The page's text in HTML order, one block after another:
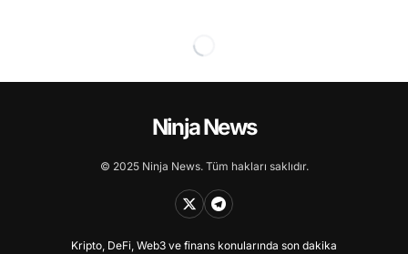
Ninja News
© 2025 Ninja News. Tüm hakları saklıdır.
Kripto, DeFi, Web3 ve finans konularında son dakika